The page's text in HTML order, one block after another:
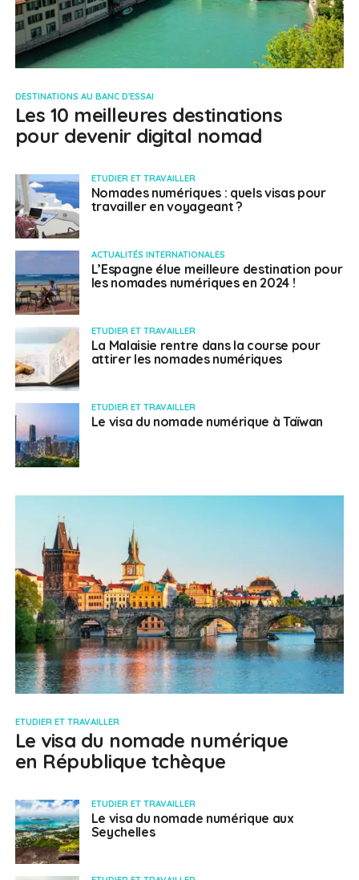
DESTINATIONS AU BANC D'ESSAI
Les 10 meilleures destinations
pour devenir digital nomad
ETUDIER ET TRAVAILLER
Nomades numériques : quels visas pour
travailler en voyageant ?
ACTUALITÉS INTERNATIONALES
L’Espagne élue meilleure destination pour
les nomades numériques en 2024 !
ETUDIER ET TRAVAILLER
La Malaisie rentre dans la course pour
attirer les nomades numériques
ETUDIER ET TRAVAILLER
Le visa du nomade numérique à Taïwan
ETUDIER ET TRAVAILLER
Le visa du nomade numérique
en République tchèque
ETUDIER ET TRAVAILLER
Le visa du nomade numérique aux
Seychelles